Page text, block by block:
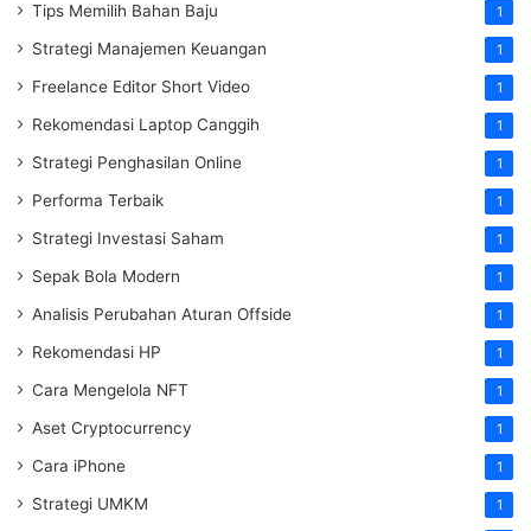
Tips Memilih Bahan Baju 1
Strategi Manajemen Keuangan 1
Freelance Editor Short Video 1
Rekomendasi Laptop Canggih 1
Strategi Penghasilan Online 1
Performa Terbaik 1
Strategi Investasi Saham 1
Sepak Bola Modern 1
Analisis Perubahan Aturan Offside 1
Rekomendasi HP 1
Cara Mengelola NFT 1
Aset Cryptocurrency 1
Cara iPhone 1
Strategi UMKM 1